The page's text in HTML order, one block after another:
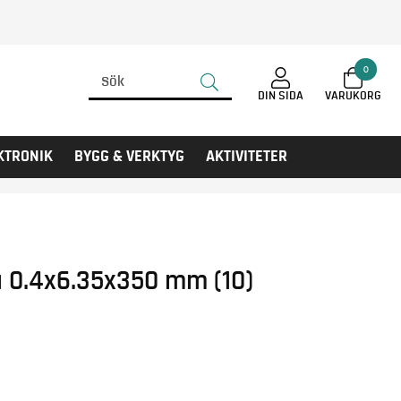
0
DIN SIDA
BYGG & VERKTYG AKTIVITETER
0.4x6.35x350 mm (10)